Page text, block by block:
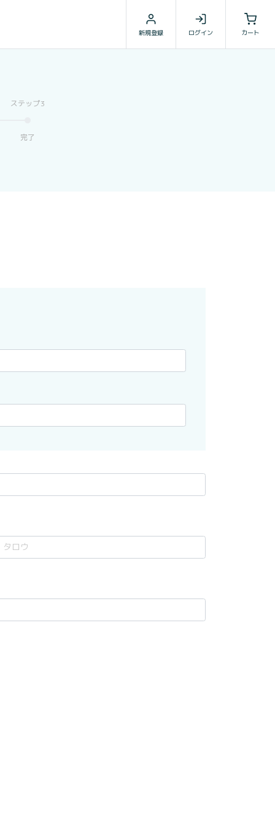
新規登録 ログイン カート
完了